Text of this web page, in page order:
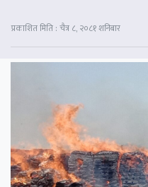
प्रकाशित मिति : चैत्र ८, २०८१ शनिबार